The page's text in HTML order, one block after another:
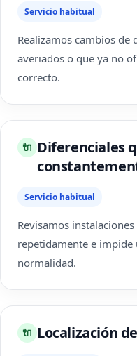
Servicio habitual
Realizamos cambios de
averiados o que ya no
correcto.
🔌 Diferenciales
Servicio habitual
Revisamos
repetidamente e
normalidad.
🔌 Localización